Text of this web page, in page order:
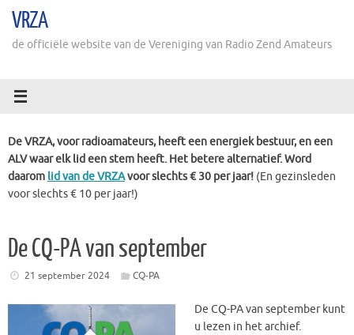
naarVRZA
de officiële website van de Vereniging van Radio Zend Amateurs
De VRZA, voor radioamateurs, heeft een energiek bestuur, en een
ALV waar elk lid een stem heeft. Het betere alternatief. Word
daarom lid van de VRZAvoor slechts € 30 per jaar! (En gezinsleden
voor slechts € 10 per jaar!)
De CQ-PA van september
21 september 2024 CQ-PA
De CQ-PA van september kunt
u lezen in het archief.